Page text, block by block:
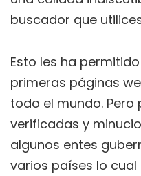
buscador que
Esto les ha
primeras páginas
todo el mundo.
verificadas y
algunos entes
varios países lo